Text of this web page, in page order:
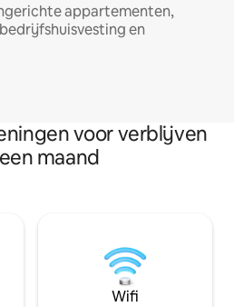
appartementen,
en
voor verblijven
maand
Wifi